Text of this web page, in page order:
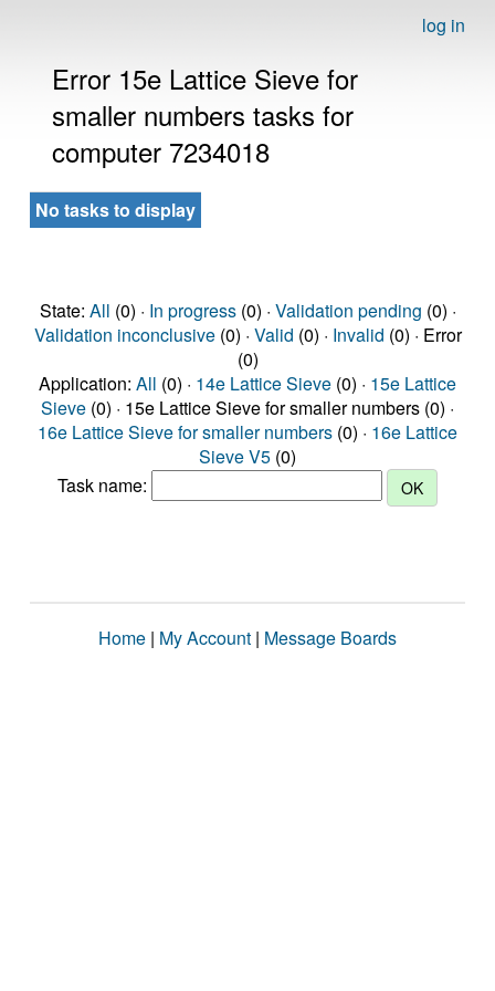
log in
Error 15e Lattice Sieve for
smaller numbers tasks for
computer 7234018
No tasks to display
State: All (0) · In progress(0) · Validation pending (0) ·
Validation inconclusive(0) · Valid (0) · Invalid (0) · Error
(0)
Application: All (0) · 14e Lattice Sieve (0) · 15e Lattice
Sieve (0) · 15e Lattice Sieve for smaller numbers (0) ·
16e Lattice Sieve for smaller numbers (0) · 16e Lattice
Sieve V5 (0)
Task name:
Home | My Account | Message Boards